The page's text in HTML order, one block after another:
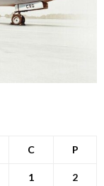
C P
1 2